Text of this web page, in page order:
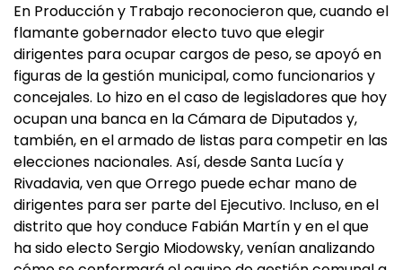
En Producción y Trabajo reconocieron que, cuando el
flamante gobernador electo tuvo que elegir
dirigentes para ocupar cargos de peso, se apoyó en
figuras de la gestión municipal, como funcionarios y
concejales. Lo hizo en el caso de legisladores que hoy
ocupan una banca en la Cámara de Diputados y,
también, en el armado de listas para competir en las
elecciones nacionales. Así, desde Santa Lucía y
Rivadavia, ven que Orrego puede echar mano de
dirigentes para ser parte del Ejecutivo. Incluso, en el
distrito que hoy conduce Fabián Martín y en el que
ha sido electo Sergio Miodowsky, venían analizando